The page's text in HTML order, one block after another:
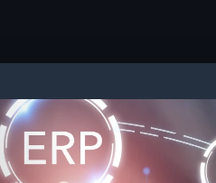
ágil e escalável.